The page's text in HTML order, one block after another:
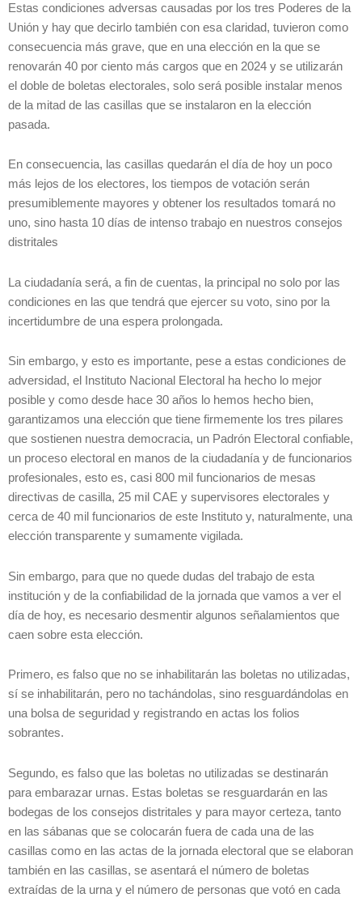
Estas condiciones adversas causadas por los tres Poderes de la
Unión y hay que decirlo también con esa claridad, tuvieron como
consecuencia más grave, que en una elección en la que se
renovarán 40 por ciento más cargos que en 2024 y se utilizarán
el doble de boletas electorales, solo será posible instalar menos
de la mitad de las casillas que se instalaron en la elección
pasada.
En consecuencia, las casillas quedarán el día de hoy un poco
más lejos de los electores, los tiempos de votación serán
presumiblemente mayores y obtener los resultados tomará no
uno, sino hasta 10 días de intenso trabajo en nuestros consejos
distritales
La ciudadanía será, a fin de cuentas, la principal no solo por las
condiciones en las que tendrá que ejercer su voto, sino por la
incertidumbre de una espera prolongada.
Sin embargo, y esto es importante, pese a estas condiciones de
adversidad, el Instituto Nacional Electoral ha hecho lo mejor
posible y como desde hace 30 años lo hemos hecho bien,
garantizamos una elección que tiene firmemente los tres pilares
que sostienen nuestra democracia, un Padrón Electoral confiable,
un proceso electoral en manos de la ciudadanía y de funcionarios
profesionales, esto es, casi 800 mil funcionarios de mesas
directivas de casilla, 25 mil CAE y supervisores electorales y
cerca de 40 mil funcionarios de este Instituto y, naturalmente, una
elección transparente y sumamente vigilada.
Sin embargo, para que no quede dudas del trabajo de esta
institución y de la confiabilidad de la jornada que vamos a ver el
día de hoy, es necesario desmentir algunos señalamientos que
caen sobre esta elección.
Primero, es falso que no se inhabilitarán las boletas no utilizadas,
sí se inhabilitarán, pero no tachándolas, sino resguardándolas en
una bolsa de seguridad y registrando en actas los folios
sobrantes.
Segundo, es falso que las boletas no utilizadas se destinarán
para embarazar urnas. Estas boletas se resguardarán en las
bodegas de los consejos distritales y para mayor certeza, tanto
en las sábanas que se colocarán fuera de cada una de las
casillas como en las actas de la jornada electoral que se elaboran
también en las casillas, se asentará el número de boletas
extraídas de la urna y el número de personas que votó en cada